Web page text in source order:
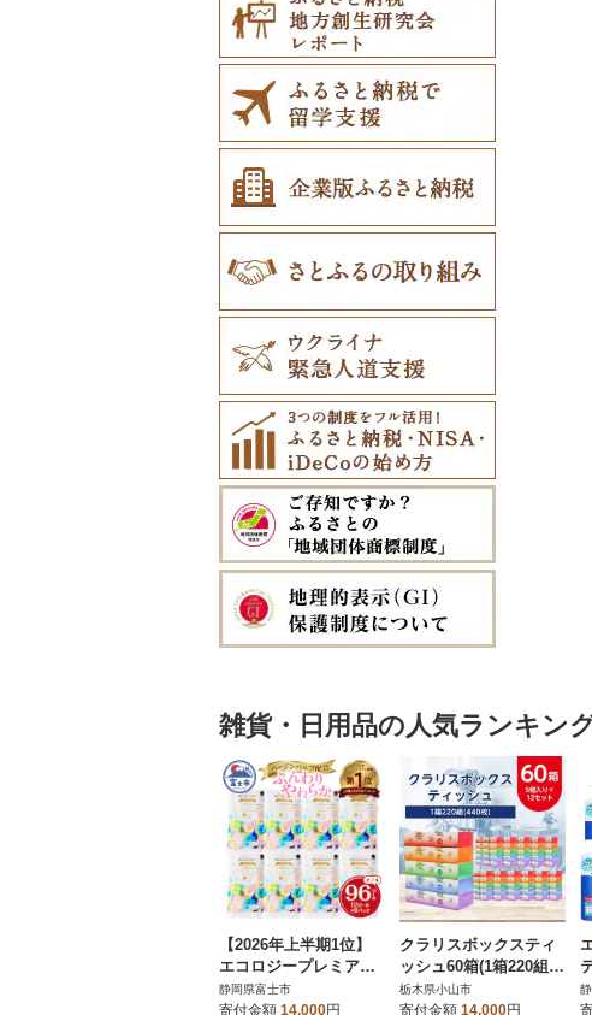
雑貨・日用品の人気ランキン
【2026年上半期1位】
エコロジープレミアム
トイレットペーパー ダ
ブル 96ロール 日用品
静岡県富士市
寄付金額 14,000円
クラリスボックスティ
ッシュ60箱(1箱220組(4
40枚))(5個入り×12セッ
ト)
栃木県小山市
寄付金額 14,000円